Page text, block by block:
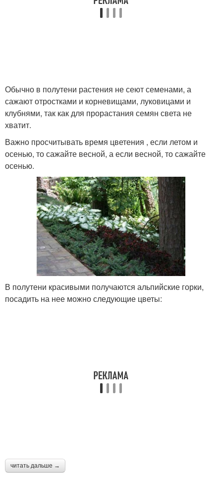
Обычно в полутени растения не сеют семенами, а
сажают отростками и корневищами, луковицами и
клубнями, так как для прорастания семян света не
хватит.
Важно просчитывать время цветения , если летом и
осенью, то сажайте весной, а если весной, то сажайте
осенью.
В полутени красивыми получаются альпийские горки,
посадить на нее можно следующие цветы:
читать дальше →